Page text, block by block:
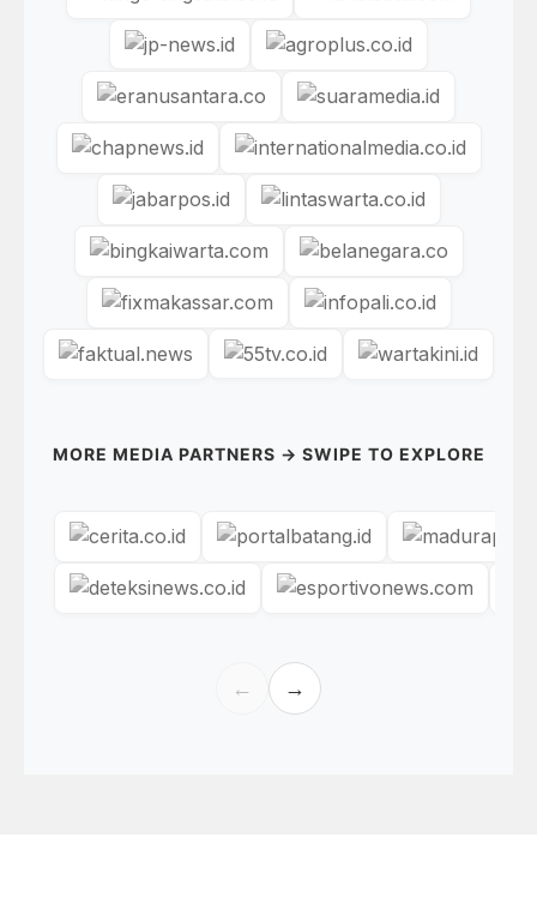
MORE MEDIA PARTNERS → SWIPE TO EXPLORE
← →